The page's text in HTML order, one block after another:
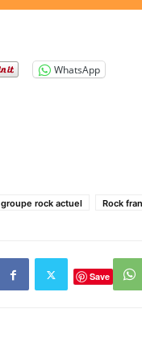
WhatsApp
groupe rock actuel Rock
Save